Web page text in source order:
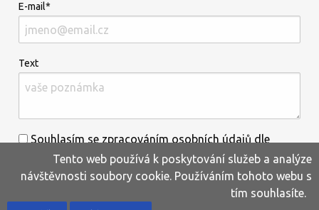
E-mail*
Text
Souhlasím se zpracováním osobních údajů dle
informací uvedenýchzde.*
Tento web používá k poskytování služeb a analýze
návštěvnosti soubory cookie. Používáním tohoto webu s
tím souhlasíte.